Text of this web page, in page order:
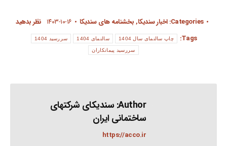
Categories: اخبار سندیکا,بخشنامه های سندیکا ۱۴۰۳-۱۰-۱۶ نظر بدهید
Tags:
چاپ سالنمای سال 1404 سالنمای 1404 سررسید 1404
سررسید پیمانکاران
Author: سندیکای شرکتهای
ساختمانی ایران
https://acco.ir